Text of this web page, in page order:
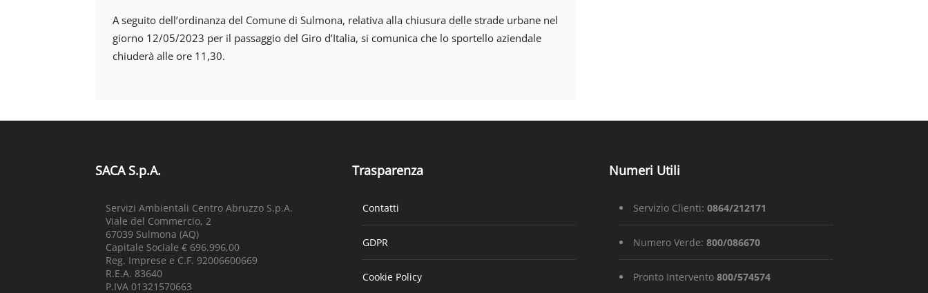
A seguito dell’ordinanza del Comune di Sulmona, relativa alla chiusura delle strade urbane nel
giorno 12/05/2023 per il passaggio del Giro d’Italia, si comunica che lo sportello aziendale
chiuderà alle ore 11,30.
SACA S.p.A.
Servizi Ambientali Centro Abruzzo S.p.A.
Viale del Commercio, 2
67039 Sulmona (AQ)
Capitale Sociale € 696.996,00
Reg. Imprese e C.F. 92006600669
R.E.A. 83640
P.IVA 01321570663
Trasparenza
Contatti
GDPR
Cookie Policy
Numeri Utili
Servizio Clienti: 0864/212171
Numero Verde: 800/086670
Pronto Intervento 800/574574